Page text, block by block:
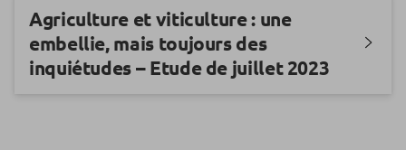
Agriculture et viticulture : une
embellie, mais toujours des
inquiétudes – Etude de juillet 2023